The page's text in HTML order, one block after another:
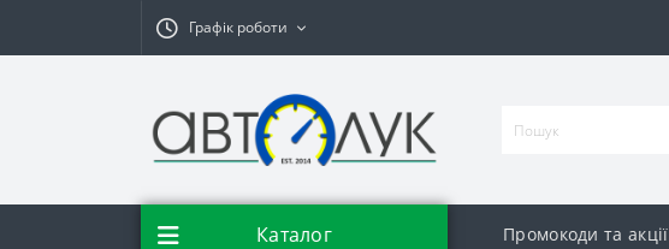
Графік роботи
Каталог Промокоди та акції